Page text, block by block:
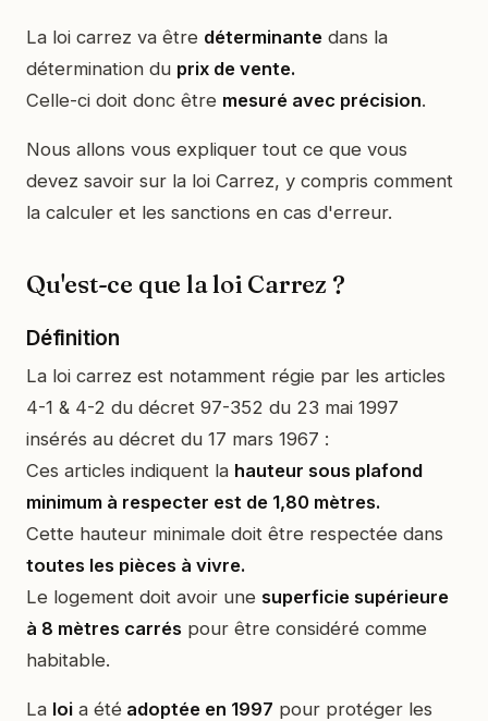
La loi carrez va être déterminante dans la
détermination du prix de vente.
Celle-ci doit donc être mesuré avec précision.
Nous allons vous expliquer tout ce que vous
devez savoir sur la loi Carrez, y compris comment
la calculer et les sanctions en cas d'erreur.
Qu'est-ce que la loi Carrez ?
Définition
La loi carrez est notamment régie par les articles
4-1 & 4-2 du décret 97-352 du 23 mai 1997
insérés au décret du 17 mars 1967 :
Ces articles indiquent la hauteur sous plafond
minimum à respecter est de 1,80 mètres.
Cette hauteur minimale doit être respectée dans
toutes les pièces à vivre.
Le logement doit avoir une superficie supérieure
à 8 mètres carrés pour être considéré comme
habitable.
La loi a été adoptée en 1997 pour protéger les